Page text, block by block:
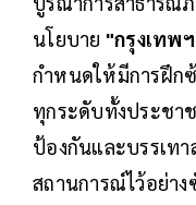
นโยบาย "กรุงเทพ
กำหนดให้มีการฝึก
ทุกระดับทั้งประชา
ป้องกันและบรรเท
สถานการณ์ไว้อย่า